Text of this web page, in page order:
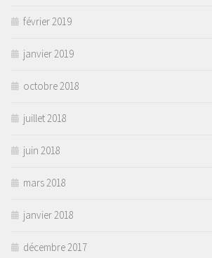
février 2019
janvier 2019
octobre 2018
juillet 2018
juin 2018
mars 2018
janvier 2018
décembre 2017